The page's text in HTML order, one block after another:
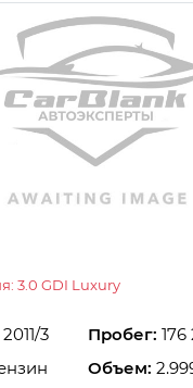
3.0 GDI Luxury
2011/3 Пробег:
Объем: